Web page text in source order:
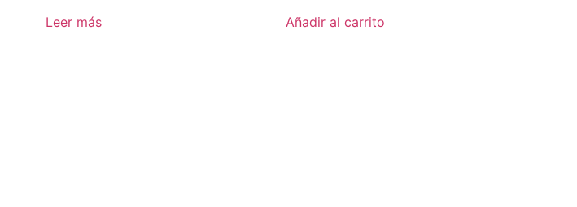
Leer más Añadir al carrito